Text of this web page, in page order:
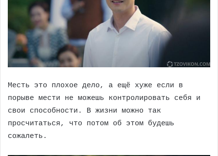
Месть это плохое дело, а ещё хуже если в
порыве мести не можешь контролировать себя и
свои способности. В жизни можно так
просчитаться, что потом об этом будешь
сожалеть.